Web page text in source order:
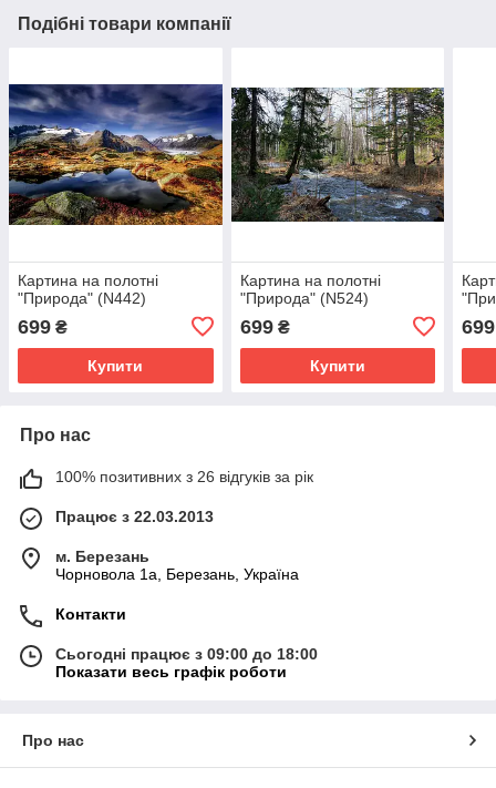
Подібні товари компанії
Картина на полотні
"Природа" (N442)
699 ₴
Купити
Картина на полотні
"Природа" (N524)
699₴
Купити
699
Про нас
100% позитивних з 26 відгуків за рік
Працює з 22.03.2013
м. Березань
Чорновола 1а, Березань, Україна
Контакти
Сьогодні працює з 09:00 до 18:00
Показати весь графік роботи
Про нас